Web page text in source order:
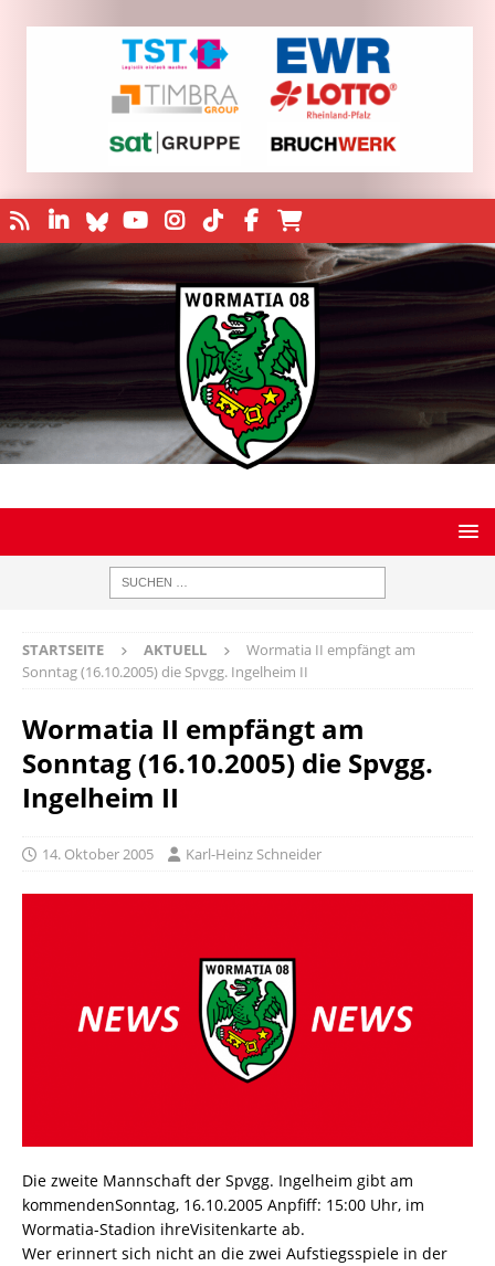
STARTSEITE AKTUELL
Wormatia II empfängt am
Sonntag (16.10.2005) die Spvgg. Ingelheim II
Wormatia II empfängt am
Sonntag (16.10.2005) die Spvgg.
Ingelheim II
14. Oktober 2005 Karl-Heinz Schneider
Die zweite Mannschaft der Spvgg. Ingelheim gibt am
kommendenSonntag, 16.10.2005 Anpfiff: 15:00 Uhr, im
Wormatia-Stadion ihreVisitenkarte ab.
Wer erinnert sich nicht an die zwei Aufstiegsspiele in der